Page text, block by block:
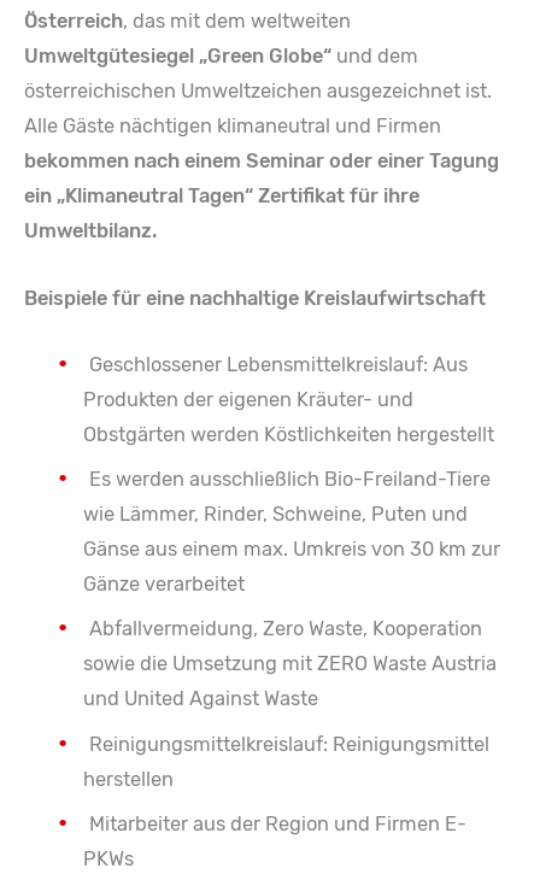
Österreich, das mit dem weltweiten
Umweltgütesiegel „Green Globe“ und dem
österreichischen Umweltzeichen ausgezeichnet ist.
Alle Gäste nächtigen klimaneutral und Firmen
bekommen nach einem Seminar oder einer Tagung
ein „Klimaneutral Tagen“ Zertifikat für ihre
Umweltbilanz.
Beispiele für eine nachhaltige Kreislaufwirtschaft
Geschlossener Lebensmittelkreislauf: Aus
Produkten der eigenen Kräuter- und
Obstgärten werden Köstlichkeiten hergestellt
Es werden ausschließlich Bio-Freiland-Tiere
wie Lämmer, Rinder, Schweine, Puten und
Gänse aus einem max. Umkreis von 30 km zur
Gänze verarbeitet
Abfallvermeidung, Zero Waste, Kooperation
sowie die Umsetzung mit ZERO Waste Austria
und United Against Waste
Reinigungsmittelkreislauf: Reinigungsmittel
herstellen
Mitarbeiter aus der Region und Firmen E-
PKWs